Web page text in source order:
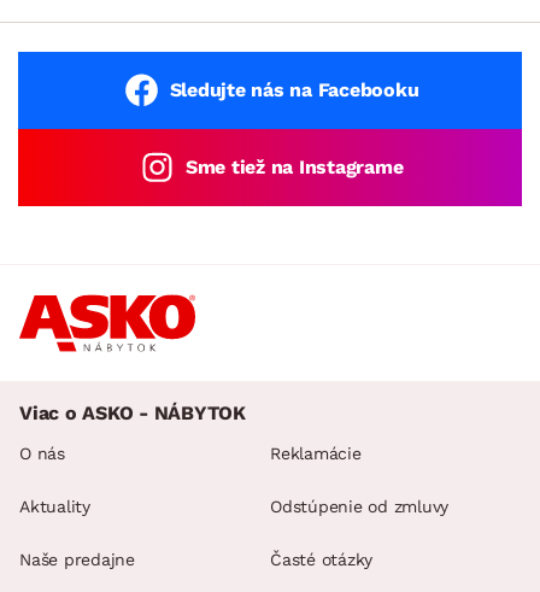
Sledujte nás na Facebooku
Sme tiež na Instagrame
Viac o ASKO - NÁBYTOK
O nás
Aktuality
Naše predajne
Reklamácie
Odstúpenie od zmluvy
Časté otázky